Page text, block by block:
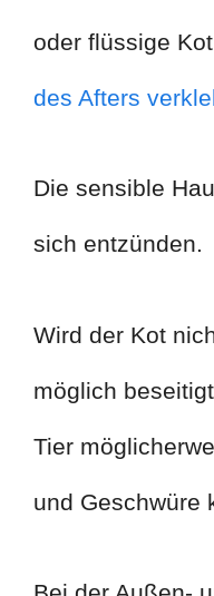
oder flüssige
des Afters
Die sensible
sich entzünden.
Wird der Kot
möglich
Tier
und Geschwüre